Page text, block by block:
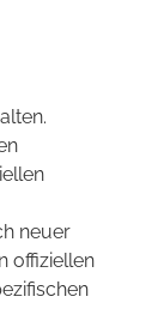
neuer
offiziellen